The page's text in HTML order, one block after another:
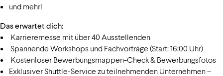
und mehr!
Das erwartet dich:
Karrieremesse mit über 40 Ausstellenden
Spannende Workshops und Fachvorträge (Start: 16:00 Uhr)
Kostenloser Bewerbungsmappen-Check & Bewerbungsfotos
Exklusiver Shuttle-Service zu teilnehmenden Unternehmen –